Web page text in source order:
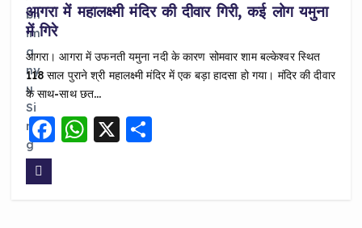
आगरा में महालक्ष्मी मंदिर की दीवार गिरी, कई लोग यमुना
में गिरे
आगरा। आगरा में उफनती यमुना नदी के कारण सोमवार शाम बल्केश्वर स्थित
118 साल पुराने श्री महालक्ष्मी मंदिर में एक बड़ा हादसा हो गया। मंदिर की दीवार
के साथ-साथ छत…
F WX S